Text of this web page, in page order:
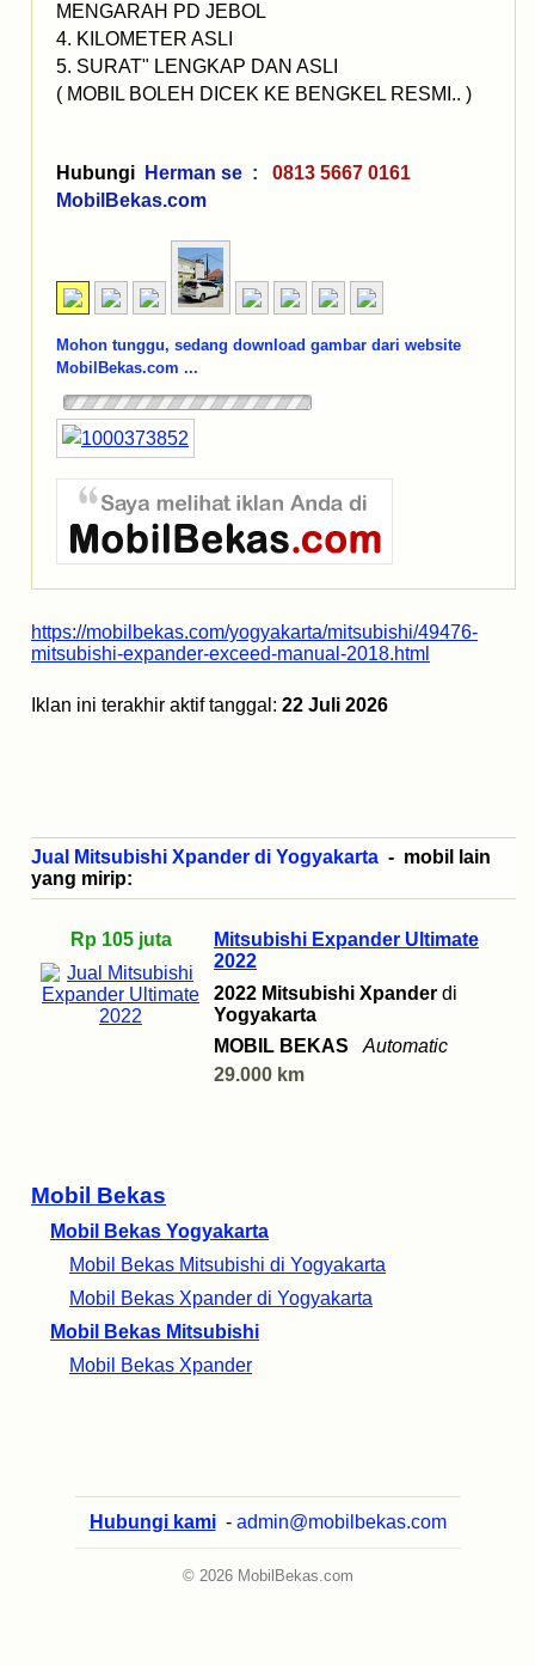
Mobil Bekas
Mobil Bekas Yogyakarta
Mobil Bekas Mitsubishi di Yogyakarta
Mobil Bekas Xpander di Yogyakarta
Mobil Bekas Mitsubishi
Mobil Bekas Xpander
MENGARAH PD JEBOL
4. KILOMETER ASLI
5. SURAT" LENGKAP DAN ASLI
( MOBIL BOLEH DICEK KE BENGKEL RESMI.. )
Hubungi Herman se :
0813 5667 0161
MobilBekas.com
Mohon tunggu, sedang download gambar dari website
MobilBekas.com ...
https://mobilbekas.com/yogyakarta/mitsubishi/49476-
mitsubishi-expander-exceed-manual-2018.html
Iklan ini terakhir aktif tanggal: 22 Juli 2026
Jual Mitsubishi Xpander di Yogyakarta - mobil lain
yang mirip:
Rp 105 juta
Mitsubishi Expander Ultimate
2022
2022 Mitsubishi Xpander di
Yogyakarta
MOBIL BEKAS
Automatic
29.000 km
Hubungi kami - admin@mobilbekas.com
© 2026 MobilBekas.com